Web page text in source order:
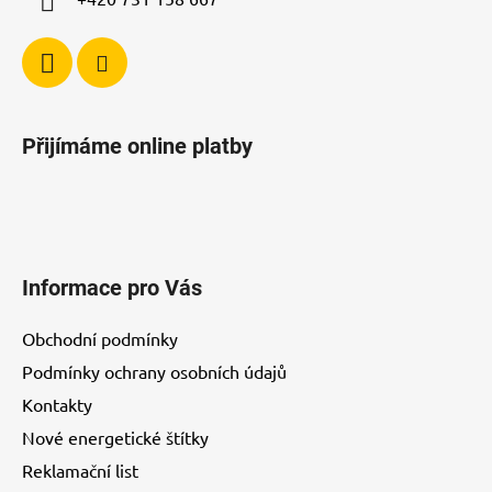
Přijímáme online platby
Informace pro Vás
Obchodní podmínky
Podmínky ochrany osobních údajů
Kontakty
Nové energetické štítky
Reklamační list